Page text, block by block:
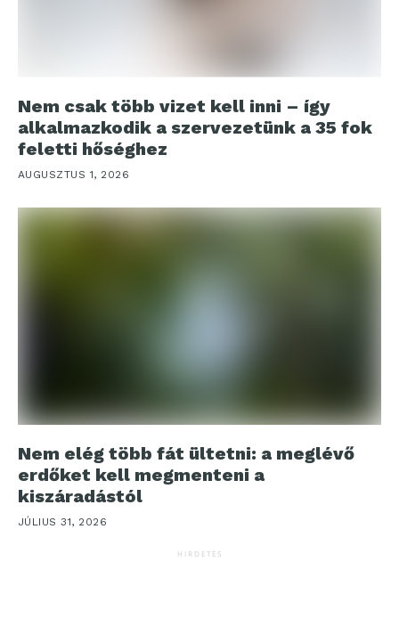
Nem csak több vizet kell inni – így
alkalmazkodik a szervezetünk a 35 fok
feletti hőséghez
AUGUSZTUS 1, 2026
Nem elég több fát ültetni: a meglévő
erdőket kell megmenteni a
kiszáradástól
JÚLIUS 31, 2026
HIRDETÉS